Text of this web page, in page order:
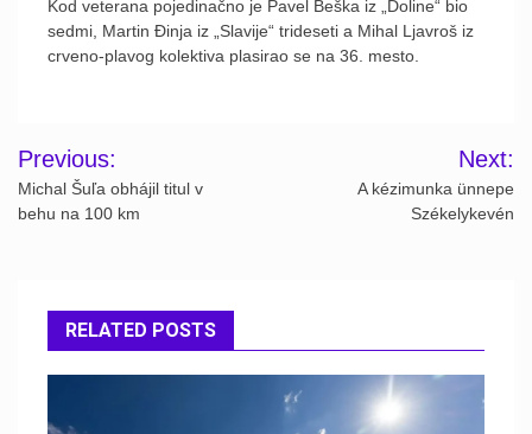
Kod veterana pojedinačno je Pavel Beška iz „Doline“ bio
sedmi, Martin Ðinja iz „Slavije“ trideseti a Mihal Ljavroš iz
crveno-plavog kolektiva plasirao se na 36. mesto.
Post
navigation
Previous:
Michal Šuľa obhájil titul v
behu na 100 km
Next:
A kézimunka ünnepe
Székelykevén
RELATED POSTS